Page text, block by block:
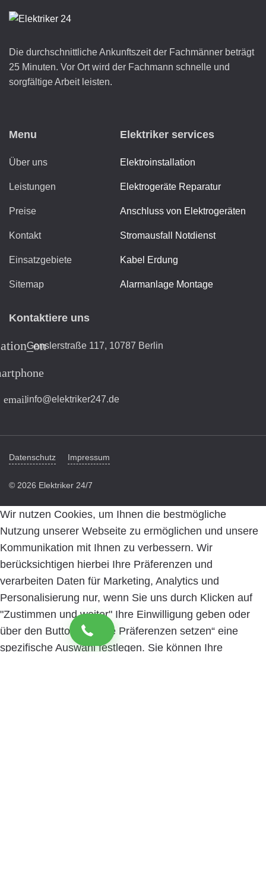
Die durchschnittliche Ankunftszeit der Fachmänner beträgt
25 Minuten. Vor Ort wird der Fachmann schnelle und
sorgfältige Arbeit leisten.
Menu
Über uns
Leistungen
Preise
Kontakt
Einsatzgebiete
Sitemap
Elektriker services
Elektroinstallation
Elektrogeräte Reparatur
Anschluss von Elektrogeräten
Stromausfall Notdienst
Kabel Erdung
Alarmanlage Montage
Kontaktiere uns
Genslerstraße 117, 10787 Berlin
emailinfo@elektriker247.de
Datenschutz Impressum
© 2026 Elektriker 24/7
Wir nutzen Cookies, um Ihnen die bestmögliche
Nutzung unserer Webseite zu ermöglichen und unsere
Kommunikation mit Ihnen zu verbessern. Wir
berücksichtigen hierbei Ihre Präferenzen und
verarbeiten Daten für Marketing, Analytics und
Personalisierung nur, wenn Sie uns durch Klicken auf
"Zustimmen und weiter" Ihre Einwilligung geben oder
über den Button „Cookie Präferenzen setzen“ eine
spezifische Auswahl festlegen. Sie können Ihre